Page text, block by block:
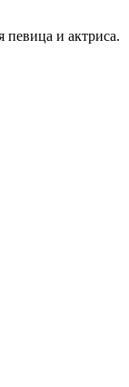
певица и актриса.